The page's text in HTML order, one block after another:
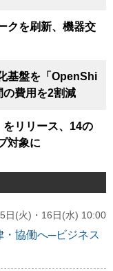
クを刷新、機器交
基盤を「OpenShi
費用を2割減
をリリース、14の
対象に
日(火)・16日(水) 10:00
・協働へ─ビジネス